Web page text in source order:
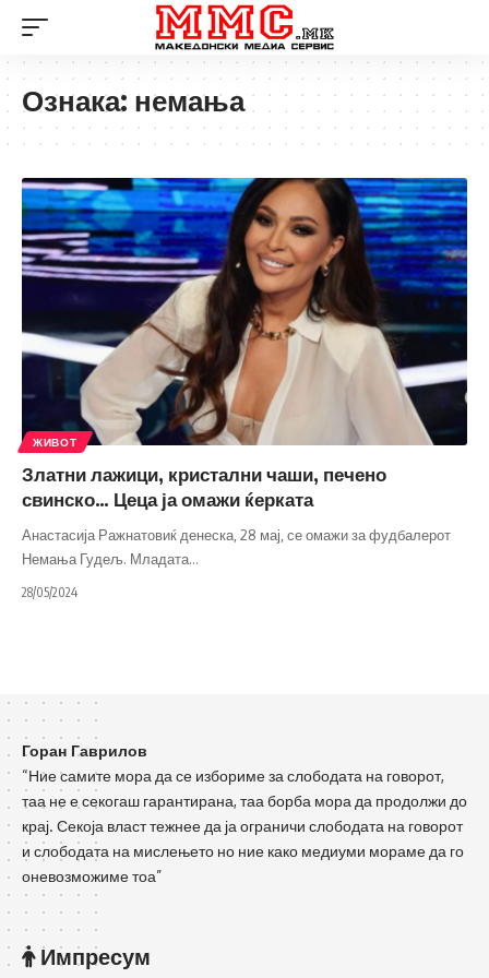
Ознака: немања
ЖИВОТ
Златни лажици, кристални чаши, печено
свинско… Цеца ја омажи ќерката
Анастасија Ражнатовиќ денеска, 28 мај, се омажи за фудбалерот
Немања Гудељ. Младата…
28/05/2024
Горан Гаврилов
“Ние самите мора да се избориме за слободата на говорот,
таа не е секогаш гарантирана, таа борба мора да продолжи до
крај. Секоја власт тежнее да ја ограничи слободата на говорот
и слободата на мислењето но ние како медиуми мораме да го
оневозможиме тоа”
Импресум